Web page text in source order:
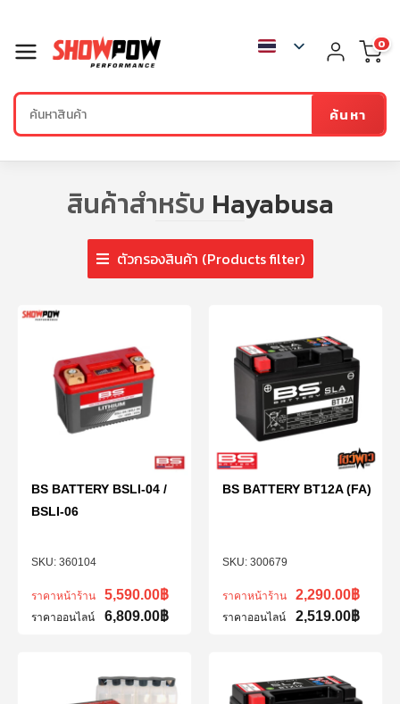
ค้นหา
0
สินค้าสำหรับ Hayabusa
ตัวกรองสินค้า (Products filter)
360104
BS BATTERY BSLI-04 /
BSLI-06
ราคาหน้าร้าน 5,590.00฿
ราคาออนไลน์ 6,809.00฿
300679
BS BATTERY BT12A (FA)
ราคาหน้าร้าน 2,290.00฿
ราคาออนไลน์ 2,519.00฿